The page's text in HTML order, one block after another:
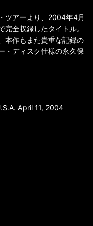
ツアーより、2004年4月
全収録したタイトル。
本作もまた貴重な記録の
・ディスク仕様の永久保
April 11, 2004